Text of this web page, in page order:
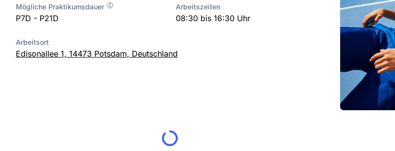
Mögliche Praktikumsdauer
P7D - P21D
Arbeitszeiten
08:30 bis 16:30 Uhr
Arbeitsort
Edisonallee 1, 14473 Potsdam, Deutschland